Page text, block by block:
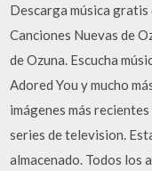
Descarga música gratis
Canciones Nuevas de
de Ozuna. Escucha
Adored You y mucho
imágenes más
series de television.
almacenado. Todos los